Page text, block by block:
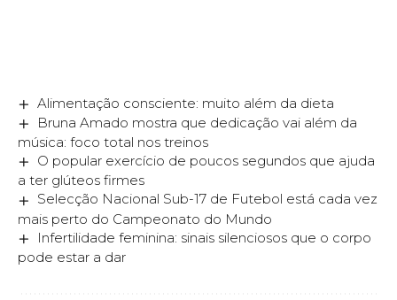
Alimentação consciente: muito além da dieta
Bruna Amado mostra que dedicação vai além da
música: foco total nos treinos
O popular exercício de poucos segundos que ajuda
a ter glúteos firmes
Selecção Nacional Sub-17 de Futebol está cada vez
mais perto do Campeonato do Mundo
Infertilidade feminina: sinais silenciosos que o corpo
pode estar a dar